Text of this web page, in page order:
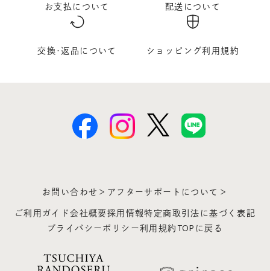
お支払について 配送について
交換･返品について ショッピング利用規約
お問い合わせ＞ アフターサポートについて＞
ご利用ガイド会社概要採用情報特定商取引法に基づく表記
プライバシーポリシー利用規約 TOPに戻る